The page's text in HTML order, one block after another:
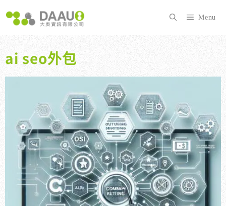
至
內
容
Menu
ai seo外包